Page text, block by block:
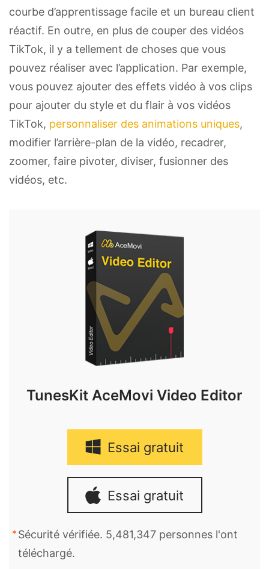
courbe d’apprentissage facile et un bureau client
réactif. En outre, en plus de couper des vidéos
TikTok, il y a tellement de choses que vous
pouvez réaliser avec l’application. Par exemple,
vous pouvez ajouter des effets vidéo à vos clips
pour ajouter du style et du flair à vos vidéos
TikTok, personnaliser des animations uniques,
modifier l’arrière-plan de la vidéo, recadrer,
zoomer, faire pivoter, diviser, fusionner des
vidéos, etc.
TunesKit AceMovi Video Editor
Essai gratuit
Essai gratuit
Sécurité vérifiée. 5,481,347 personnes l'ont
téléchargé.